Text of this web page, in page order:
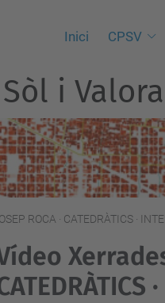
Inici CPSV
i
ROCA · CATEDRÀTICS ·